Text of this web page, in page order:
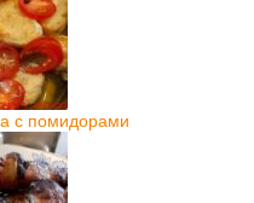
с помидорами